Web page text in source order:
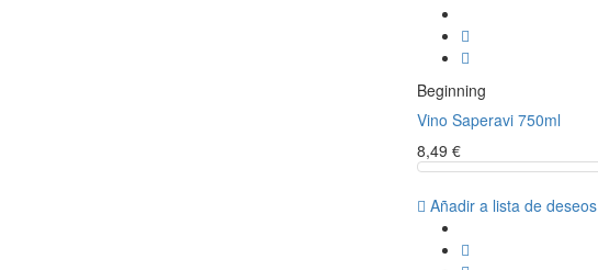
Beginning
Vino Saperavi 750ml
8,49 €
Añadir a lista de deseos